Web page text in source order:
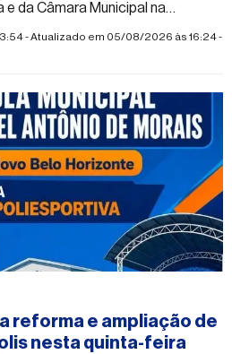
da Câmara Municipal na
do município
- Atualizado em 05/08/2026 às 16:24 -
reforma e ampliação de
nesta quinta-feira